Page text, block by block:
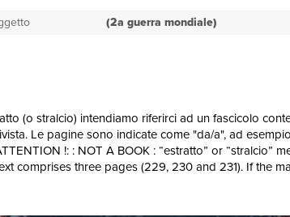
(2a guerra mondiale)
(o stralcio) intendiamo riferirci ad un fascicolo
Le pagine sono indicate come "da/a", ad
!: : NOT A BOOK : “estratto” or “stralcio”
comprises three pages (229, 230 and 231). If the